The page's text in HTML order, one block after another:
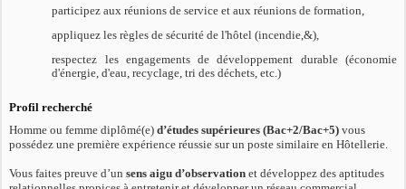
participez aux réunions de service et aux réunions de formation,
appliquez les règles de sécurité de l'hôtel (incendie,&),
respectez les engagements de développement durable (économie
d'énergie, d'eau, recyclage, tri des déchets, etc.)
Profil recherché
Homme ou femme diplômé(e)d’études supérieures (Bac+2/Bac+5) vous
possédez une première expérience réussie sur un poste similaire en Hôtellerie.
Vous faites preuve d’unsens aigu d’observation et développez des aptitudes